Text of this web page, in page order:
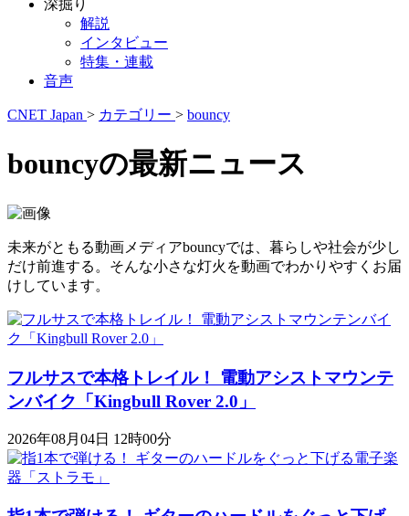
深掘り
解説
インタビュー
特集・連載
音声
CNET Japan > カテゴリー > bouncy
bouncyの最新ニュース
未来がともる動画メディアbouncyでは、暮らしや社会が少し
だけ前進する。そんな小さな灯火を動画でわかりやすくお届
けしています。
フルサスで本格トレイル！ 電動アシストマウンテ
ンバイク「Kingbull Rover 2.0」
2026年08月04日 12時00分